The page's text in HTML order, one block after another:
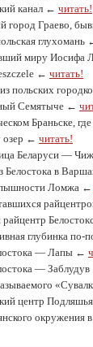
канал ← читать!
Граево,
глухомань
миру Иосифа
← читать!
польских
Семятыче ←
Браньске,
озер ← читать!
Беларуси —
Белостока в
Ломжа ←
глубинка по-
— Лапы ←
—
центр